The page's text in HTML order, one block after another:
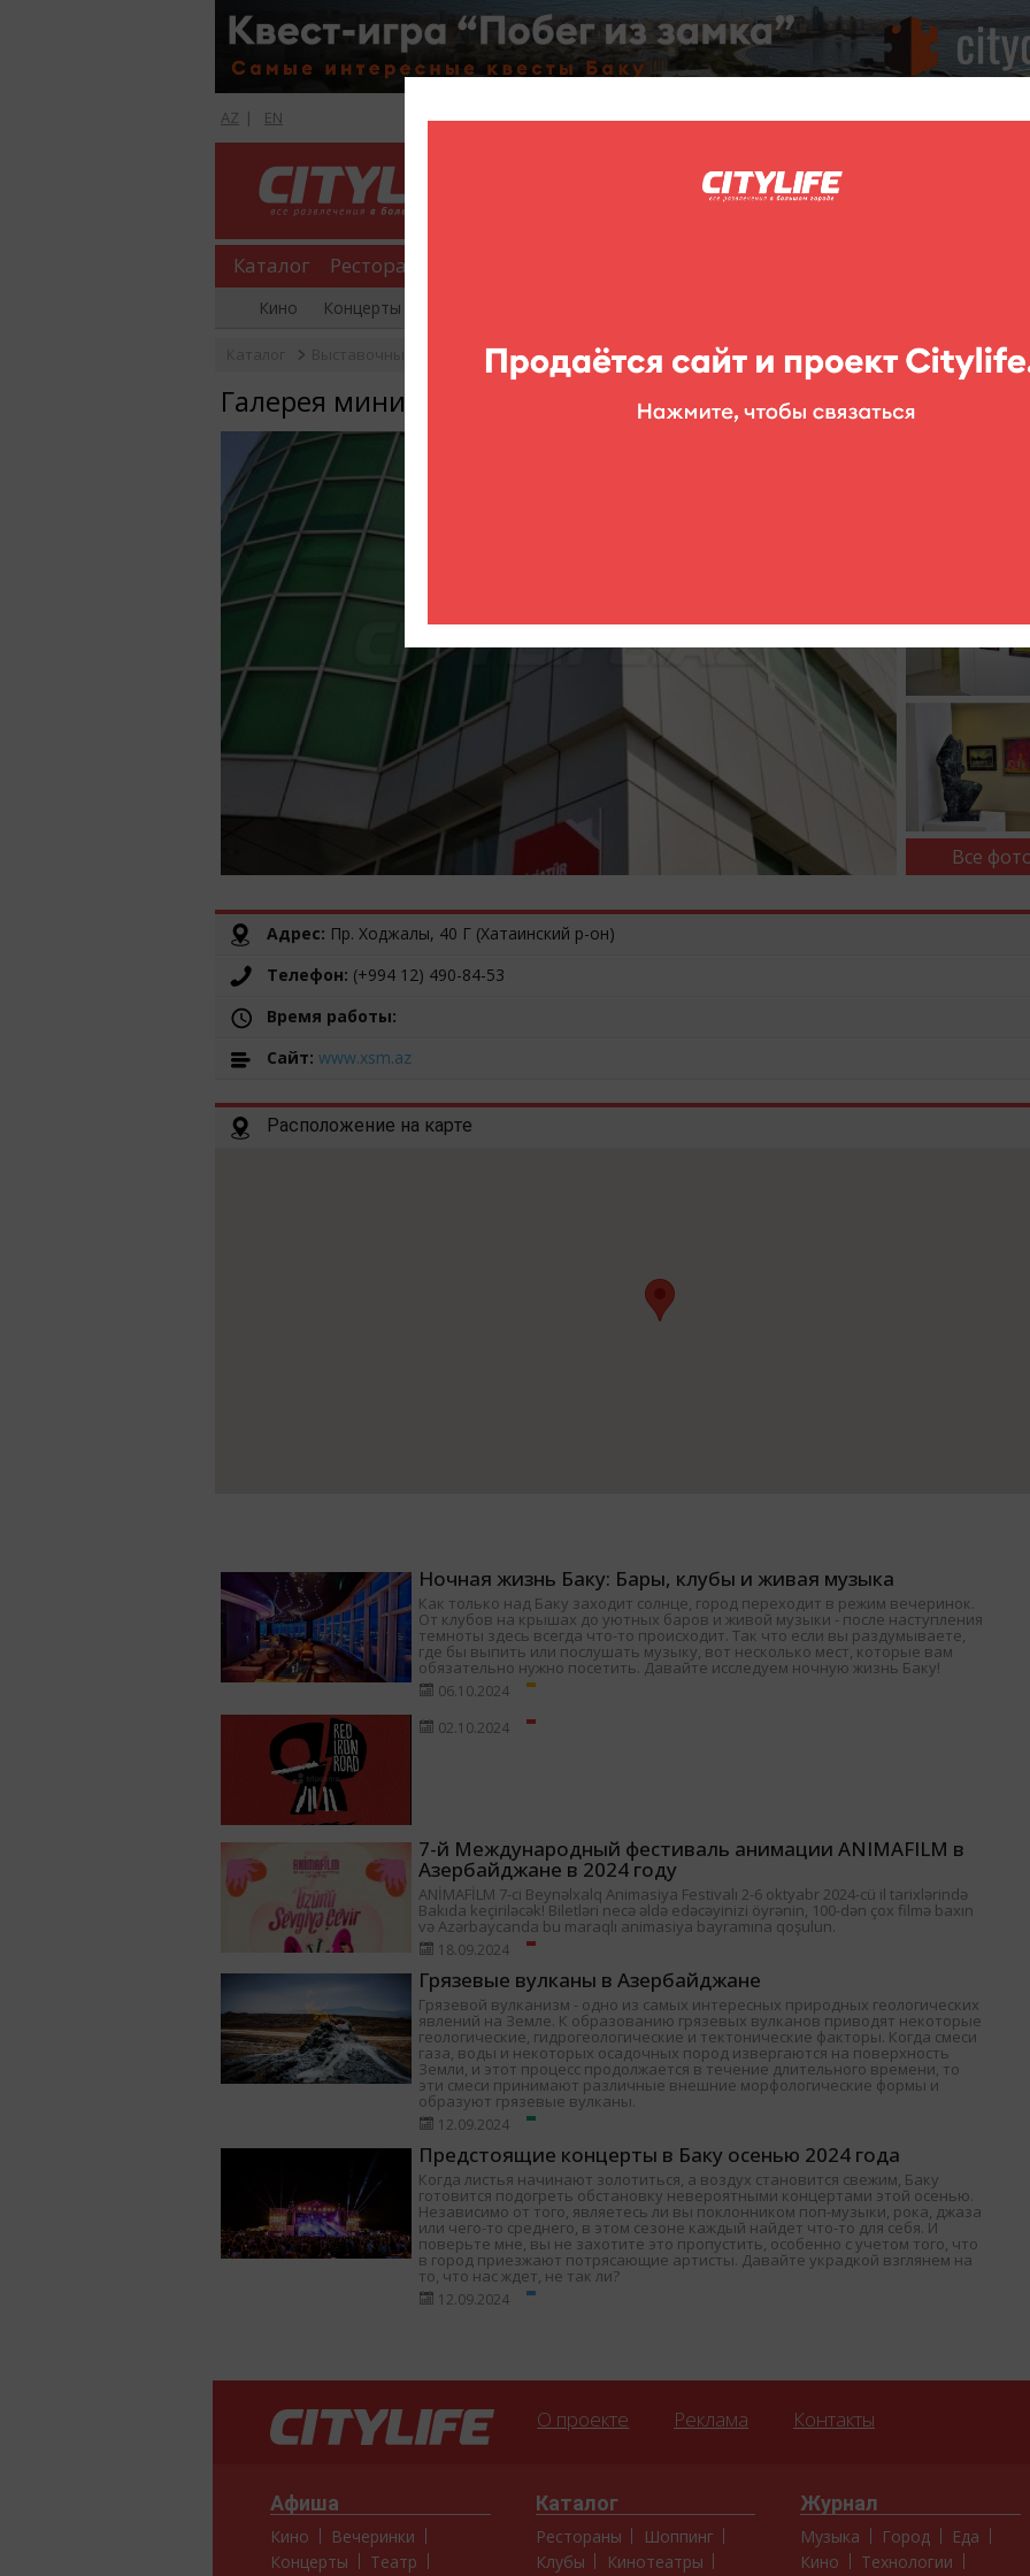
AZ | EN
Каталог Рестораны
Кино Концерты
Галерея миниатюрного искусства "Хатаи"
Галерея миниатюрного искусства "Хатаи"
Все
Адрес: Пр. Ходжалы, 40 Г (Хатаинский р-он)
Телефон: (+994 12) 490-84-53
Время работы:
Cайт: www.xsm.az
Расположение на карте
Ночная жизнь Баку: Бары, клубы и живая музыка
Как только над Баку заходит солнце, город переходит в режим вечеринок.
От клубов на крышах до уютных баров и живой музыки - после наступления
темноты здесь всегда что-то происходит. Так что если вы раздумываете,
где бы выпить или послушать музыку, вот несколько мест, которые вам
обязательно нужно посетить. Давайте исследуем ночную жизнь Баку!
06.10.2024
02.10.2024
7-й Международный фестиваль анимации ANIMAFILM в
Азербайджане в 2024 году
ANİMAFİLM 7-ci Beynəlxalq Animasiya Festivalı 2-6 oktyabr 2024-cü il tarixlərində
Bakıda keçiriləcək! Biletləri necə əldə edəcəyinizi öyrənin, 100-dən çox filmə baxın
və Azərbaycanda bu maraqlı animasiya bayramına qoşulun.
18.09.2024
Грязевые вулканы в Азербайджане
Грязевой вулканизм - одно из самых интересных природных геологических
явлений на Земле. К образованию грязевых вулканов приводят некоторые
геологические, гидрогеологические и тектонические факторы. Когда смеси
газа, воды и некоторых осадочных пород извергаются на поверхность
Земли, и этот процесс продолжается в течение длительного времени, то
эти смеси принимают различные внешние морфологические формы и
образуют грязевые вулканы.
12.09.2024
Предстоящие концерты в Баку осенью 2024 года
Когда листья начинают золотиться, а воздух становится свежим, Баку
готовится подогреть обстановку невероятными концертами этой осенью.
Независимо от того, являетесь ли вы поклонником поп-музыки, рока, джаза
или чего-то среднего, в этом сезоне каждый найдет что-то для себя. И
поверьте мне, вы не захотите это пропустить, особенно с учетом того, что
в город приезжают потрясающие артисты. Давайте украдкой взглянем на
то, что нас ждет, не так ли?
12.09.2024
О проекте Реклама Контакты
Афиша
Кино
Вечеринки
Концерты
Театр
Каталог
Рестораны
Шоппинг
Клубы
Кинотеатры
Журнал
Музыка Город
Еда
Кино
Технологии